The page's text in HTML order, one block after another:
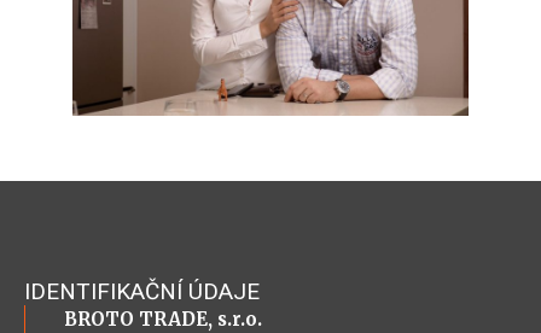
IDENTIFIKAČNÍ ÚDAJE
BROTO TRADE, s.r.o.